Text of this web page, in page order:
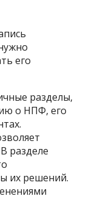
его
разделы,
о НПФ, его
разделе
их решений.